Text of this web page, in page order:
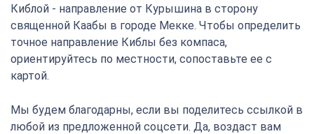
Киблой - направление от Курышина в сторону
священной Каабы в городе Мекке. Чтобы определить
точное направление Киблы без компаса,
ориентируйтесь по местности, сопоставьте ее с
картой.
Мы будем благодарны, если вы поделитесь ссылкой в
любой из предложенной соцсети. Да, воздаст вам